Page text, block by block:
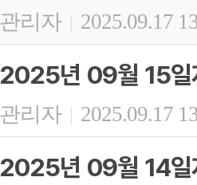
관리자 | 2025.09.17
2025년 09월 15일
관리자 | 2025.09.17
2025년 09월 14일